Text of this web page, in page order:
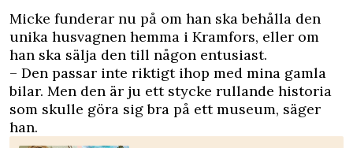
Micke funderar nu på om han ska behålla den
unika husvagnen hemma i Kramfors, eller om
han ska sälja den till någon entusiast.
– Den passar inte riktigt ihop med mina gamla
bilar. Men den är ju ett stycke rullande historia
som skulle göra sig bra på ett museum, säger
han.